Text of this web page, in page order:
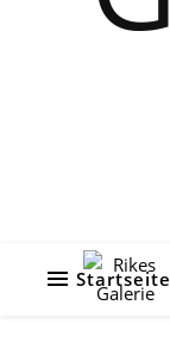
Startseite